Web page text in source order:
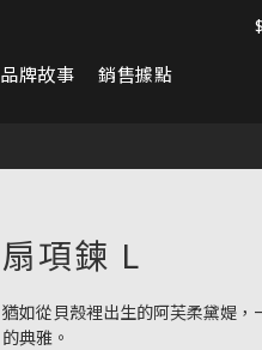
品牌故事 銷售據點
$
扇項鍊 L
猶如從貝殼裡出生的阿芙柔黛媞
的典雅。